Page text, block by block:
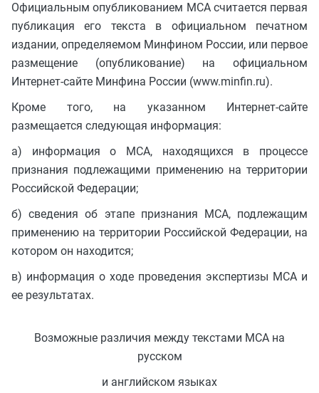
Официальным опубликованием МСА считается первая
публикация его текста в официальном печатном
издании, определяемом Минфином России, или первое
размещение (опубликование) на официальном
Интернет-сайте Минфина России (www.minfin.ru).
Кроме того, на указанном Интернет-сайте
размещается следующая информация:
а) информация о МСА, находящихся в процессе
признания подлежащими применению на территории
Российской Федерации;
б) сведения об этапе признания МСА, подлежащим
применению на территории Российской Федерации, на
котором он находится;
в) информация о ходе проведения экспертизы МСА и
ее результатах.
Возможные различия между текстами МСА на
русском
и английском языках